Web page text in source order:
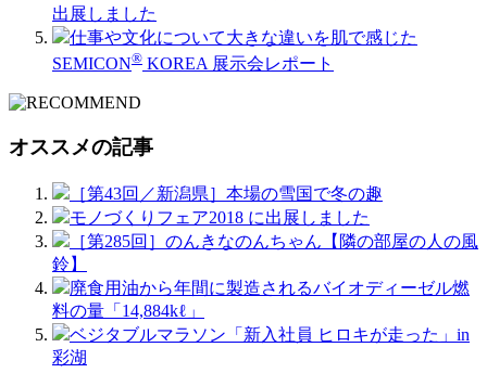
出展しました
仕事や文化について大きな違いを肌で感じた
SEMICON® KOREA 展示会レポート
オススメの記事
［第43回／新潟県］本場の雪国で冬の趣
モノづくりフェア2018 に出展しました
［第285回］のんきなのんちゃん【隣の部屋の人の風
鈴】
廃食用油から年間に製造されるバイオディーゼル燃
料の量「14,884kℓ」
ベジタブルマラソン「新入社員 ヒロキが走った」in
彩湖